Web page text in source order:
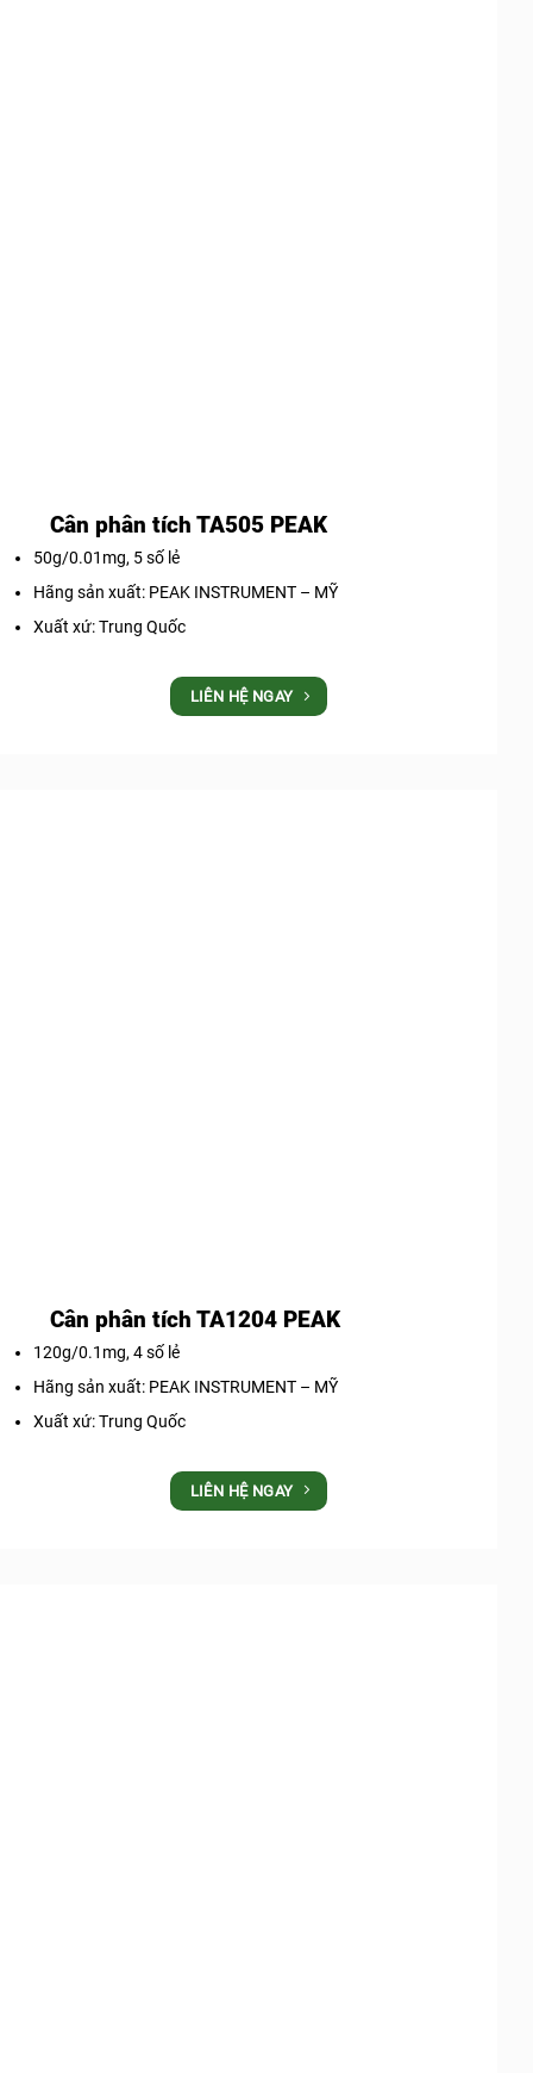
Cân phân tích TA505 PEAK
50g/0.01mg, 5 số lẻ
Hãng sản xuất: PEAK INSTRUMENT – MỸ
Xuất xứ: Trung Quốc
LIÊN HỆ NGAY
Cân phân tích TA1204 PEAK
120g/0.1mg, 4 số lẻ
Hãng sản xuất: PEAK INSTRUMENT – MỸ
Xuất xứ: Trung Quốc
LIÊN HỆ NGAY